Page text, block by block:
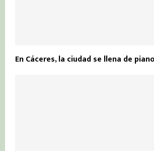
En Cáceres, la ciudad se llena de